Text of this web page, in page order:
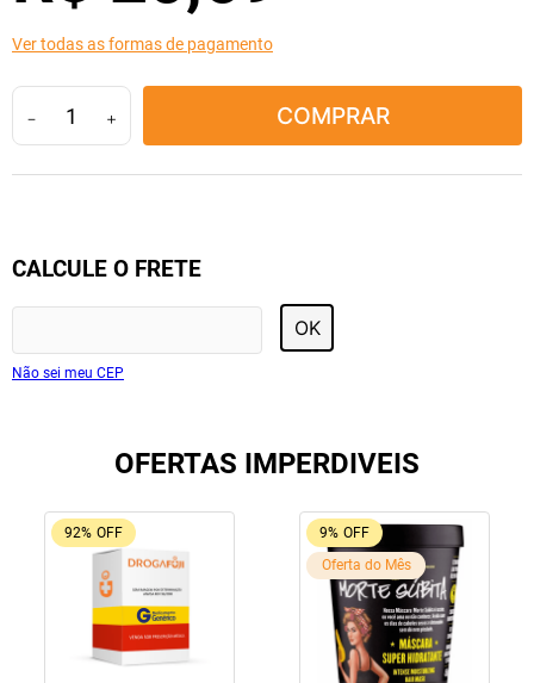
Ver todas as formas de pagamento
＋
－ COMPRAR
CALCULE O FRETE
OK
Não sei meu CEP
OFERTAS IMPERDIVEIS
92% OFF 9% OFF
Oferta do Mês